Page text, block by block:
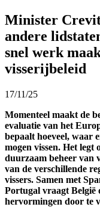
Minister
andere
snel werk
visserijbeleid
17/11/25
Momenteel maakt de
evaluatie van het
bepaalt hoeveel, waar
mogen vissen. Het legt
duurzaam beheer van
van de verschillende
vissers. Samen met
Portugal vraagt België
hervormingen door te